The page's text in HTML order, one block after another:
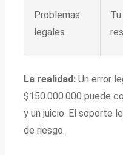
Problemas
legales
Tu
La realidad: Un error
$150.000.000 puede
y un juicio. El soporte
de riesgo.